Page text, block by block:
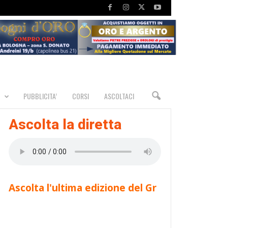
PUBBLICITA’ CORSI ASCOLTACI
Ascolta la diretta
Ascolta l'ultima edizione del Gr